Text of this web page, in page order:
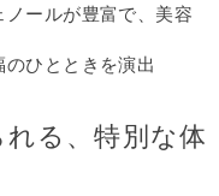
ールが豊富で、美容
ひとときを演出
る、特別な体